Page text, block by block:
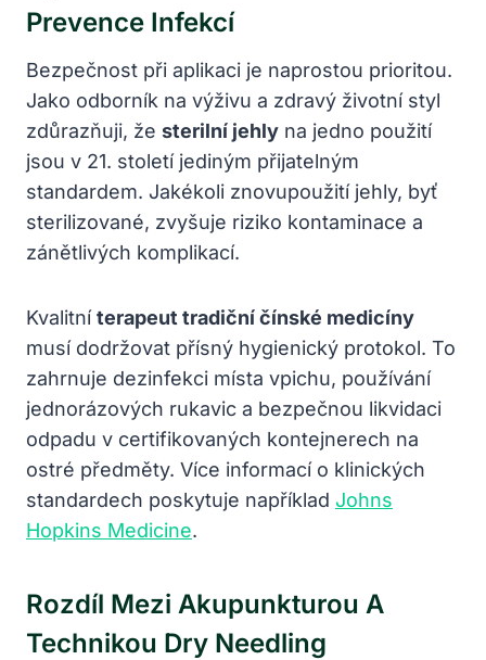
Prevence Infekcí
Bezpečnost při aplikaci je naprostou prioritou.
Jako odborník na výživu a zdravý životní styl
zdůrazňuji, že sterilní jehly na jedno použití
jsou v 21. století jediným přijatelným
standardem. Jakékoli znovupoužití jehly, byť
sterilizované, zvyšuje riziko kontaminace a
zánětlivých komplikací.
Kvalitníterapeut tradiční čínské medicíny
musí dodržovat přísný hygienický protokol. To
zahrnuje dezinfekci místa vpichu, používání
jednorázových rukavic a bezpečnou likvidaci
odpadu v certifikovaných kontejnerech na
ostré předměty. Více informací o klinických
standardech poskytuje například Johns
Hopkins Medicine.
Rozdíl Mezi Akupunkturou A
Technikou Dry Needling